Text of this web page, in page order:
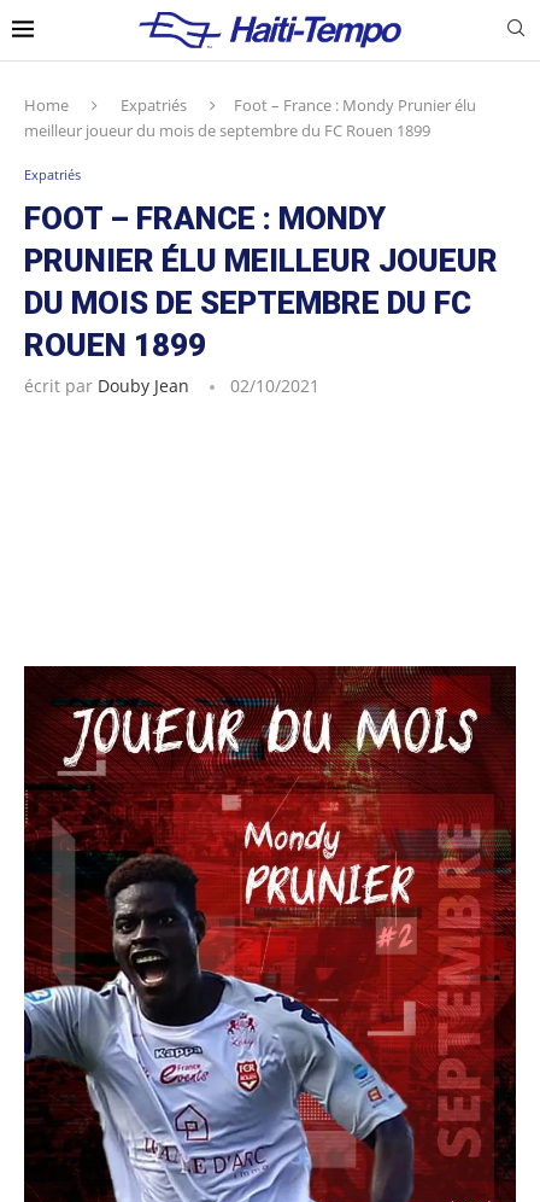
Home Expatriés
Foot – France : Mondy Prunier élu
meilleur joueur du mois de septembre du FC Rouen 1899
Expatriés
FOOT – FRANCE : MONDY
PRUNIER ÉLU MEILLEUR JOUEUR
DU MOIS DE SEPTEMBRE DU FC
ROUEN 1899
écrit par Douby Jean 02/10/2021